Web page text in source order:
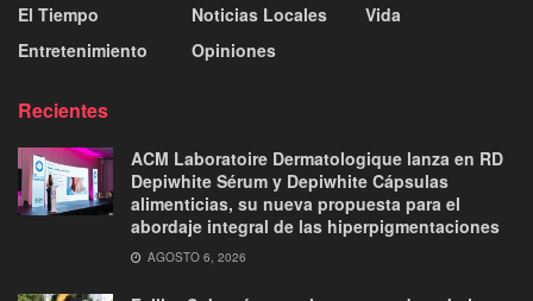
El Tiempo
Entretenimiento
Noticias Locales
Opiniones
Vida
Recientes
ACM Laboratoire Dermatologique lanza en RD
Depiwhite Sérum y Depiwhite Cápsulas
alimenticias, su nueva propuesta para el
abordaje integral de las hiperpigmentaciones
AGOSTO 6, 2026